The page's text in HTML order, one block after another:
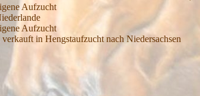
Aufzucht
Aufzucht
in Hengstaufzucht nach Niedersachsen